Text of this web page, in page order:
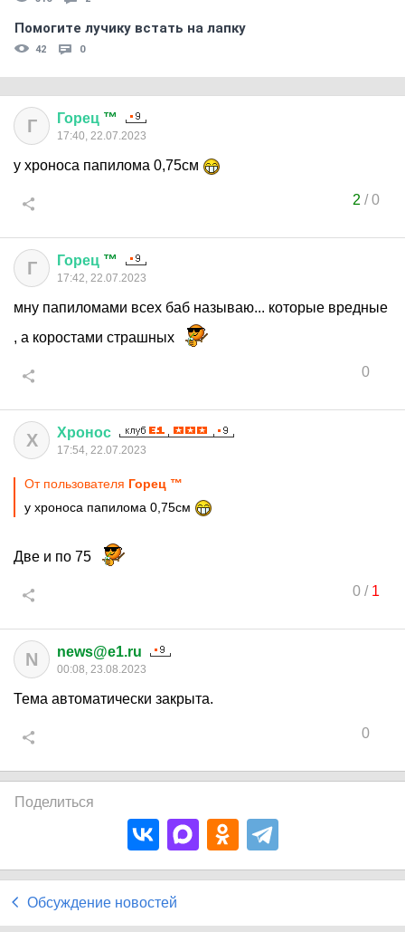
Помогите лучику встать на лапку
42 0
Г Горец ™
17:40, 22.07.2023
у хроноса папилома 0,75см
2 /0
Г Горец ™
17:42, 22.07.2023
мну папиломами всех баб называю... которые вредные
, а коростами страшных
0
Х Хронос
17:54, 22.07.2023
От пользователя Горец ™
у хроноса папилома 0,75см
Две и по 75
0/ 1
N news@e1.ru
00:08, 23.08.2023
Тема автоматически закрыта.
0
Поделиться
Обсуждение новостей